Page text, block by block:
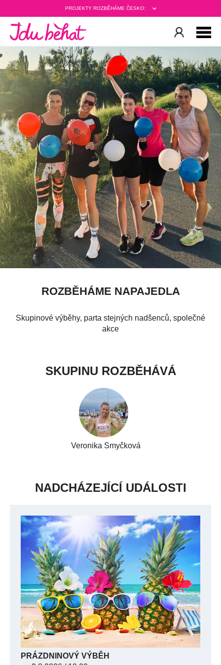
PROJEKTY ROZBĚHÁME ČESKO:
ROZBĚHÁME NAPAJEDLA
Skupinové výběhy, parta stejných nadšenců, společné
akce
SKUPINU ROZBĚHÁVÁ
Veronika Smyčková
NADCHÁZEJÍCÍ UDÁLOSTI
PRÁZDNINOVÝ VÝBĚH